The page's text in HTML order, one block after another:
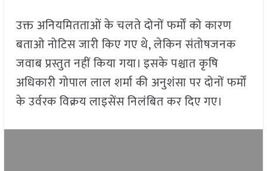
उक्त अनियमितताओं के चलते दोनों फर्मों को कारण
बताओ नोटिस जारी किए गए थे, लेकिन संतोषजनक
जवाब प्रस्तुत नहीं किया गया। इसके पश्चात कृषि
अधिकारी गोपाल लाल शर्मा की अनुशंसा पर दोनों फर्मों
के उर्वरक विक्रय लाइसेंस निलंबित कर दिए गए।